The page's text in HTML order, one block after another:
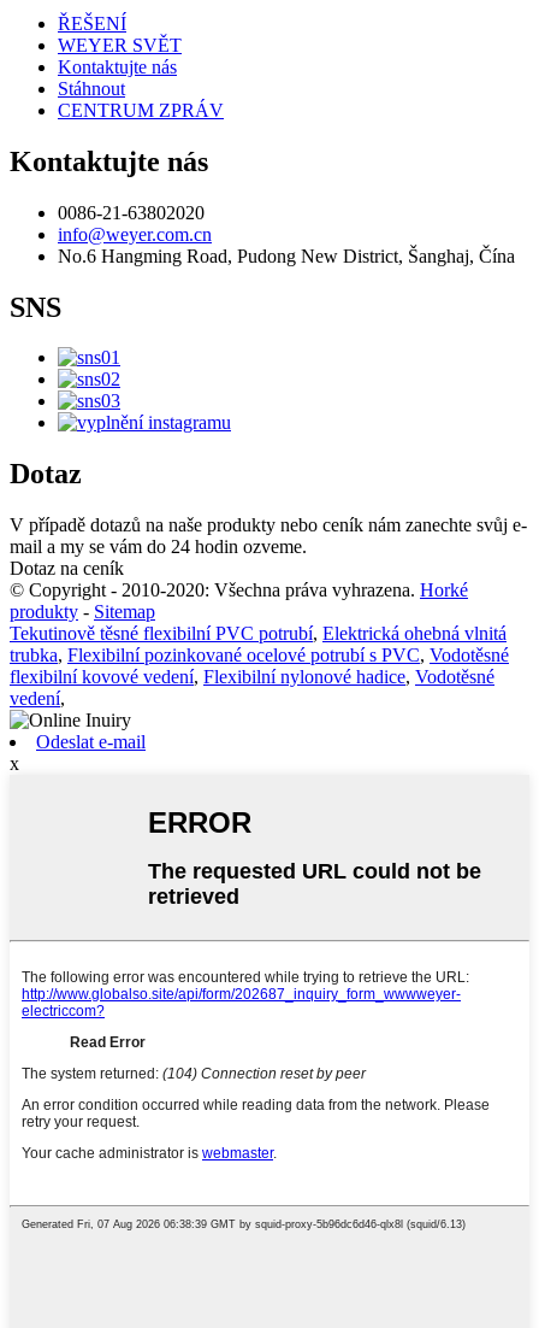
ŘEŠENÍ
WEYER SVĚT
Kontaktujte nás
Stáhnout
CENTRUM ZPRÁV
Kontaktujte nás
0086-21-63802020
info@weyer.com.cn
No.6 Hangming Road, Pudong New District, Šanghaj, Čína
SNS
Dotaz
V případě dotazů na naše produkty nebo ceník nám zanechte svůj e-
mail a my se vám do 24 hodin ozveme.
Dotaz na ceník
© Copyright - 2010-2020: Všechna práva vyhrazena. Horké
produkty - Sitemap
Tekutinově těsné flexibilní PVC potrubí, Elektrická ohebná vlnitá
trubka, Flexibilní pozinkované ocelové potrubí s PVC, Vodotěsné
flexibilní kovové vedení, Flexibilní nylonové hadice, Vodotěsné
vedení,
Odeslat e-mail
x